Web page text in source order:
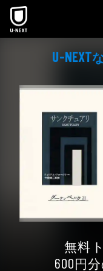
本文へスキップ
U-NEXT
無料
600円